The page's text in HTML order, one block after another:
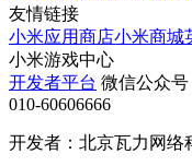
友情链接
小米应用商店小米商城
小米游戏中心
开发者平台 微信公众号
010-60606666
开发者：北京瓦力网络